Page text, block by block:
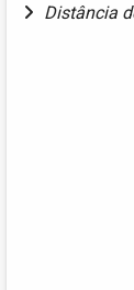
Distância